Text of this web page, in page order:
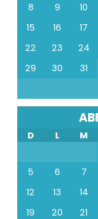
8
9 10
15
16 17
22
23 24
29
30 31
D L M
5
6 7
12
13 14
19
20 21